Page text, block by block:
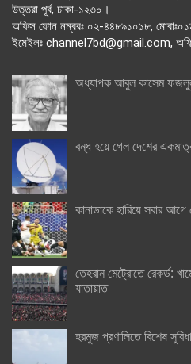
উত্তরা পূর্ব, ঢাকা-১২৩০।
অফিস ফোন নম্বরঃ ০২-৪৪৮৯১০১৮,
ইমেইলঃ channel7bd@gmail.com,
অধ্যাপক আবুল কাসেম
বন্ধ হয়ে গেল দেশের
কানাডাকে হারিয়ে সবার
তেহরান মেট্রোতে রেকর্ড:
যাতায়াত
হরমুজ প্রণালিতে বিশেষ